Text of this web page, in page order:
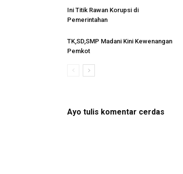
Ini Titik Rawan Korupsi di
Pemerintahan
TK,SD,SMP Madani Kini Kewenangan
Pemkot
Ayo tulis komentar cerdas